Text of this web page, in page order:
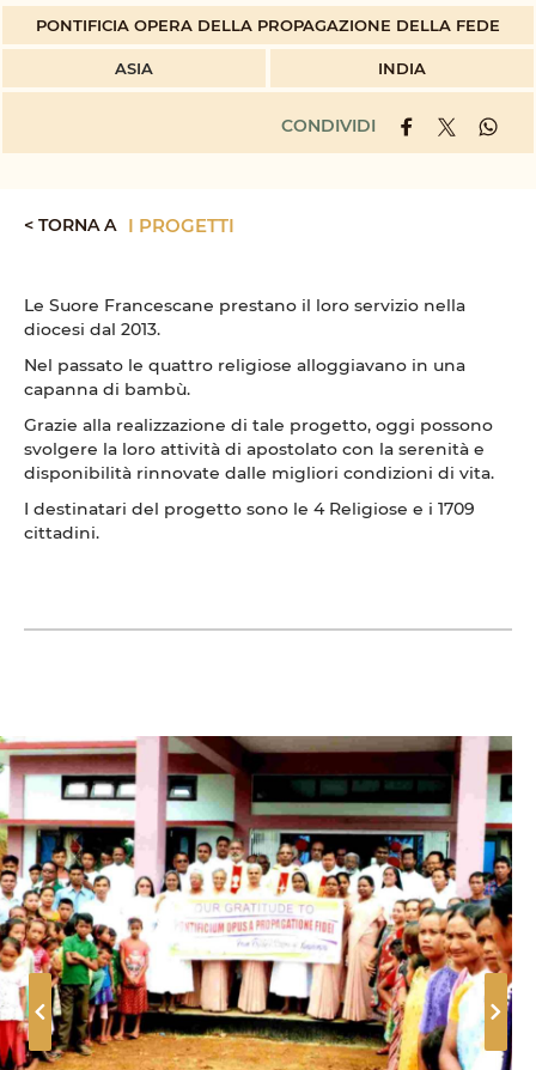
PONTIFICIA OPERA DELLA PROPAGAZIONE DELLA FEDE
ASIA INDIA
CONDIVIDI
< TORNA A I PROGETTI
Le Suore Francescane prestano il loro servizio nella
diocesi dal 2013.
Nel passato le quattro religiose alloggiavano in una
capanna di bambù.
Grazie alla realizzazione di tale progetto, oggi possono
svolgere la loro attività di apostolato con la serenità e
disponibilità rinnovate dalle migliori condizioni di vita.
I destinatari del progetto sono le 4 Religiose e i 1709
cittadini.